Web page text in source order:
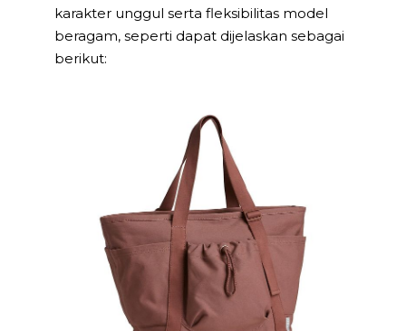
karakter unggul serta fleksibilitas model
beragam, seperti dapat dijelaskan sebagai
berikut: